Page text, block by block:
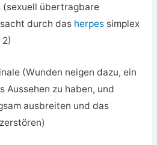
(sexuell übertragbare
durch das herpes simplex
(Wunden neigen dazu, ein
Aussehen zu haben, und
ausbreiten und das